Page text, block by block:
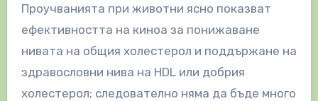
Проучванията при животни ясно показват
ефективността на киноа за понижаване
нивата на общия холестерол и поддържане на
здравословни нива на HDL или добрия
холестерол; следователно няма да бъде много